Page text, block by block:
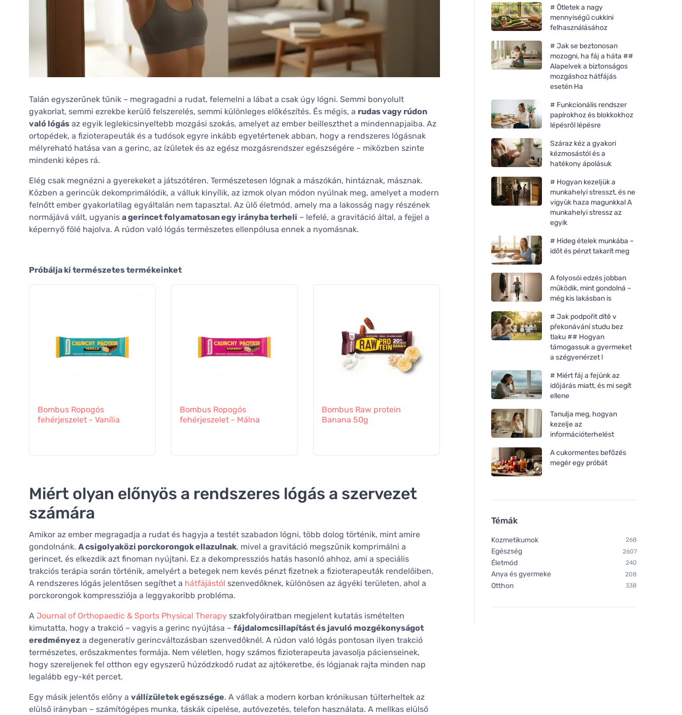
Talán egyszerűnek tűnik – megragadni a rudat, felemelni a lábat a csak úgy lógni. Semmi bonyolult
gyakorlat, semmi ezrekbe kerülő felszerelés, semmi különleges előkészítés. És mégis, a rudas vagy rúdon
való lógás az egyik leglekicsinyeltebb mozgási szokás, amelyet az ember beilleszthet a mindennapjaiba. Az
ortopédek, a fizioterapeuták és a tudósok egyre inkább egyetértenek abban, hogy a rendszeres lógásnak
mélyreható hatása van a gerinc, az ízületek és az egész mozgásrendszer egészségére – miközben szinte
mindenki képes rá.
Elég csak megnézni a gyerekeket a játszótéren. Természetesen lógnak a mászókán, hintáznak, másznak.
Közben a gerincük dekomprimálódik, a válluk kinyílik, az izmok olyan módon nyúlnak meg, amelyet a modern
felnőtt ember gyakorlatilag egyáltalán nem tapasztal. Az ülő életmód, amely ma a lakosság nagy részének
normájává vált, ugyanis a gerincet folyamatosan egy irányba terheli – lefelé, a gravitáció által, a fejjel a
képernyő fölé hajolva. A rúdon való lógás természetes ellenpólusa ennek a nyomásnak.
Próbálja ki természetes termékeinket
Bombus Ropogós
fehérjeszelet - Vanília
Bombus Ropogós
fehérjeszelet - Málna
Bombus Raw protein
Banana 50g
Bombus Raw protein Cocoa
beans 50g
butter 50g
Miért olyan előnyös a rendszeres lógás a szervezet
számára
Amikor az ember megragadja a rudat és hagyja a testét szabadon lógni, több dolog történik, mint amire
gondolnánk. A csigolyaközi porckorongok ellazulnak, mivel a gravitáció megszűnik komprimálni a
gerincet, és elkezdik azt finoman nyújtani. Ez a dekompressziós hatás hasonló ahhoz, ami a speciális
trakciós terápia során történik, amelyért a betegek nem kevés pénzt fizetnek a fizioterapeuták rendelőiben.
A rendszeres lógás jelentősen segíthet a hátfájástól szenvedőknek, különösen az ágyéki területen, ahol a
porckorongok kompressziója a leggyakoribb probléma.
A Journal of Orthopaedic & Sports Physical Therapy szakfolyóiratban megjelent kutatás ismételten
kimutatta, hogy a trakció – vagyis a gerinc nyújtása – fájdalomcsillapítást és javuló mozgékonyságot
eredményez a degeneratív gerincváltozásban szenvedőknél. A rúdon való lógás pontosan ilyen trakció
természetes, erőszakmentes formája. Nem véletlen, hogy számos fizioterapeuta javasolja pácienseinek,
hogy szereljenek fel otthon egy egyszerű húzódzkodó rudat az ajtókeretbe, és lógjanak rajta minden nap
legalább egy-két percet.
Egy másik jelentős előny a vállízületek egészsége. A vállak a modern korban krónikusan túlterheltek az
elülső irányban – számítógépes munka, táskák cipelése, autóvezetés, telefon használata. A mellkas elülső
# Ötletek a nagy
mennyiségű cukkini
felhasználásához
# Jak se beztonosan
mozogni, ha fáj a háta ##
Alapelvek a biztonságos
mozgáshoz hátfájás
esetén Ha
# Funkcionális rendszer
papírokhoz és blokkokhoz
lépésről lépésre
Száraz kéz a gyakori
kézmosástól és a
hatékony ápolásuk
# Hogyan kezeljük a
munkahelyi stresszt, és ne
vigyük haza magunkkal A
munkahelyi stressz az
egyik
# Hideg ételek munkába –
időt és pénzt takarít meg
A folyosói edzés jobban
működik, mint gondolná –
még kis lakásban is
# Jak podpořit dítě v
překonávání studu bez
tlaku ## Hogyan
támogassuk a gyermeket
a szégyenérzet l
# Miért fáj a fejünk az
időjárás miatt, és mi segít
ellene
Tanulja meg, hogyan
kezelje az
információterhelést
A cukormentes befőzés
megér egy próbát
Témák
Kozmetikumok 268
Egészség 2607
Életmód 240
Anya és gyermeke 208
Otthon 338